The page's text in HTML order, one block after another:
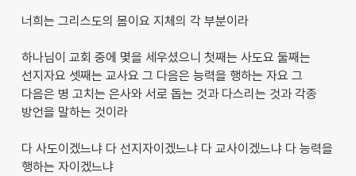
너희는 그리스도의 몸이요 지체의 각 부분이라
하나님이 교회 중에 몇을 세우셨으니 첫째는 사도요 둘째는
선지자요 셋째는 교사요 그 다음은 능력을 행하는 자요 그
다음은 병 고치는 은사와 서로 돕는 것과 다스리는 것과 각종
방언을 말하는 것이라
다 사도이겠느냐 다 선지자이겠느냐 다 교사이겠느냐 다 능력을
행하는 자이겠느냐